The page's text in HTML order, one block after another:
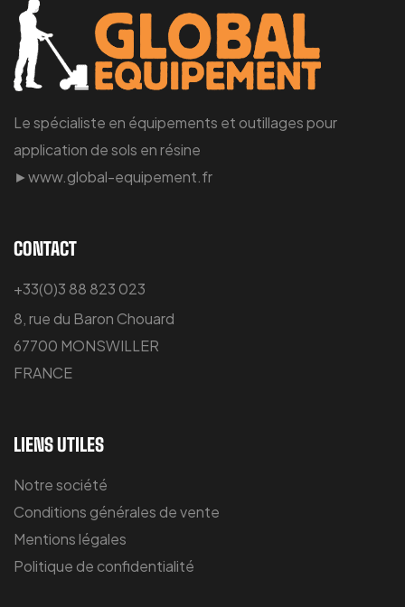
Le spécialiste en équipements et outillages pour
application de sols en résine
►www.global-equipement.fr
CONTACT
+33(0)3 88 823 023
8, rue du Baron Chouard
67700 MONSWILLER
FRANCE
LIENS UTILES
Notre société
Conditions générales de vente
Mentions légales
Politique de confidentialité